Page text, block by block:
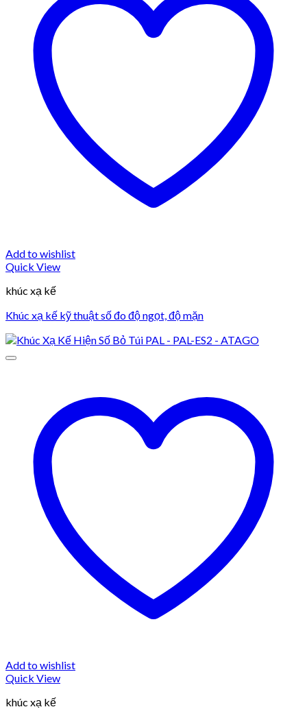
Add to wishlist
Quick View
khúc xạ kế
Khúc xạ kế kỹ thuật số đo độ ngọt, độ mặn
Add to wishlist
Quick View
khúc xạ kế